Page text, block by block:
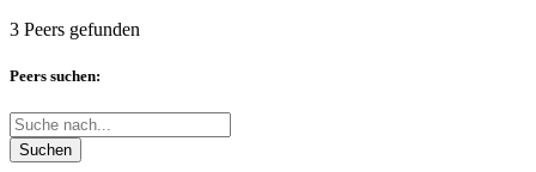
3 Peers gefunden
Peers suchen:
Suchen